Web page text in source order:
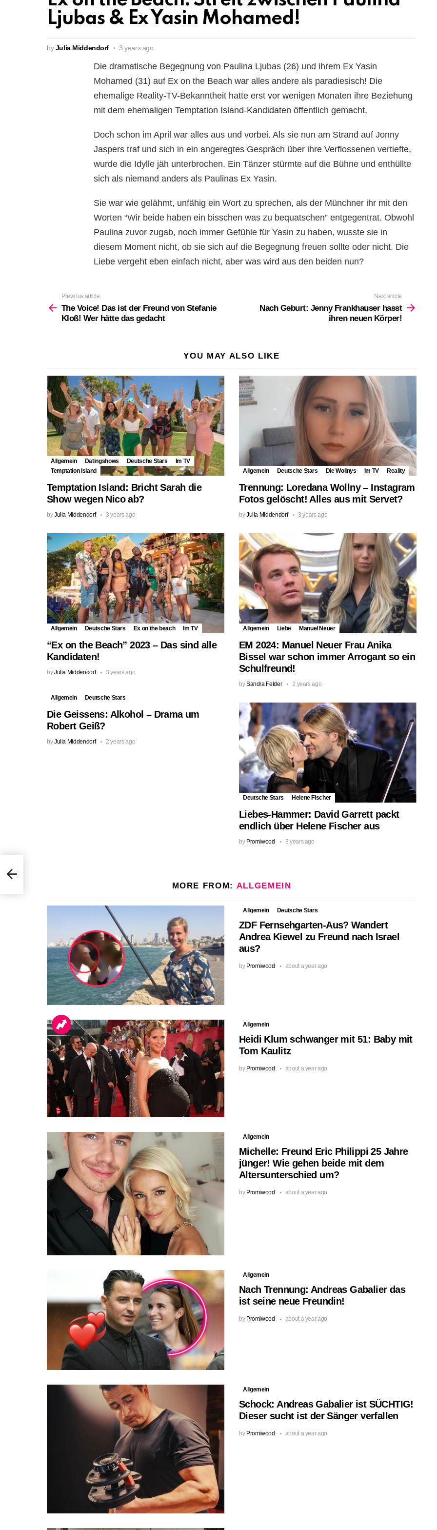
Ljubas & Ex Yasin Mohamed!
by Julia Middendorf 3 years ago
Die dramatische Begegnung von Paulina Ljubas (26) und ihrem Ex Yasin
Mohamed (31) auf Ex on the Beach war alles andere als paradiesisch! Die
ehemalige Reality-TV-Bekanntheit hatte erst vor wenigen Monaten ihre Beziehung
mit dem ehemaligen Temptation Island-Kandidaten öffentlich gemacht,
Doch schon im April war alles aus und vorbei. Als sie nun am Strand auf Jonny
Jaspers traf und sich in ein angeregtes Gespräch über ihre Verflossenen vertiefte,
wurde die Idylle jäh unterbrochen. Ein Tänzer stürmte auf die Bühne und enthüllte
sich als niemand anders als Paulinas Ex Yasin.
Sie war wie gelähmt, unfähig ein Wort zu sprechen, als der Münchner ihr mit den
Worten “Wir beide haben ein bisschen was zu bequatschen” entgegentrat. Obwohl
Paulina zuvor zugab, noch immer Gefühle für Yasin zu haben, wusste sie in
diesem Moment nicht, ob sie sich auf die Begegnung freuen sollte oder nicht. Die
Liebe vergeht eben einfach nicht, aber was wird aus den beiden nun?
more
Previous article
The Voice! Das ist der Freund von Stefanie
Kloß! Wer hätte das gedacht
Next article
Nach Geburt: Jenny Frankhauser hasst
ihren neuen Körper!
YOU MAY ALSO LIKE
Allgemein Datingshows Deutsche Stars
Im TV
Temptation Island
Temptation Island: Bricht Sarah die
Show wegen Nico ab?
byJulia Middendorf 3 years ago
Allgemein Deutsche Stars Die Wollnys Im TV Reality
Trennung: Loredana Wollny – Instagram
Fotos gelöscht! Alles aus mit Servet?
byJulia Middendorf 3 years ago
Allgemein Deutsche Stars Ex on the beach Im TV
“Ex on the Beach” 2023 – Das sind alle
Kandidaten!
byJulia Middendorf 3 years ago
Allgemein Liebe Manuel Neuer
EM 2024: Manuel Neuer Frau Anika
Bissel war schon immer Arrogant so ein
Schulfreund!
bySandra Felder
2 years ago
Allgemein
Deutsche Stars
Die Geissens: Alkohol – Drama um
Robert Geiß?
byJulia Middendorf 2 years ago
Deutsche Stars Helene Fischer
Liebes-Hammer: David Garrett packt
endlich über Helene Fischer aus
by Promiwood 3 years ago
MORE FROM: ALLGEMEIN
Allgemein Deutsche Stars
ZDF Fernsehgarten-Aus? Wandert
Andrea Kiewel zu Freund nach Israel
aus?
by Promiwood about a year ago
Allgemein
Heidi Klum schwanger mit 51: Baby mit
Tom Kaulitz
by Promiwood about a year ago
Allgemein
Michelle: Freund Eric Philippi 25 Jahre
jünger! Wie gehen beide mit dem
Altersunterschied um?
by Promiwood about a year ago
Allgemein
Nach Trennung: Andreas Gabalier das
ist seine neue Freundin!
by Promiwood about a year ago
Allgemein
Schock: Andreas Gabalier ist SÜCHTIG!
Dieser sucht ist der Sänger verfallen
by Promiwood about a year ago